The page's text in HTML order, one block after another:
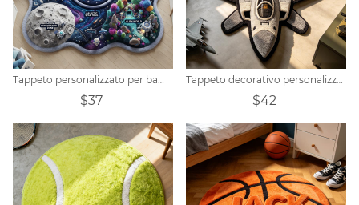
Tappeto personalizzato per bambini a tema avventura spaziale
$37
Tappeto decorativo personalizzato a tema aereo da combattimento.
$42